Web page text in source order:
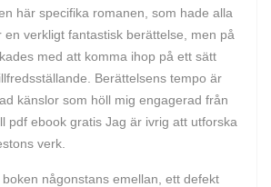
här specifika romanen, som hade alla
en verkligt fantastisk berättelse, men på
med att komma ihop på ett sätt
Berättelsens tempo är
känslor som höll mig engagerad från
pdf ebook gratis Jag är ivrig att utforska
verk.
någonstans emellan, ett defekt